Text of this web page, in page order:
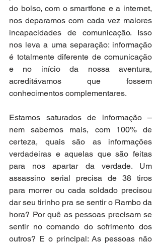
do bolso, com o smartfone e a internet,
nos deparamos com cada vez maiores
incapacidades de comunicação. Isso
nos leva a uma separação: informação
é totalmente diferente de comunicação
e no início da nossa aventura,
acreditávamos que fossem
conhecimentos complementares.
Estamos saturados de informação –
nem sabemos mais, com 100% de
certeza, quais são as informações
verdadeiras e aquelas que são feitas
para nos apartar da verdade. Um
assassino serial precisa de 38 tiros
para morrer ou cada soldado precisou
dar seu tirinho pra se sentir o Rambo da
hora? Por quê as pessoas precisam se
sentir no comando do sofrimento dos
outros? E o principal: As pessoas não